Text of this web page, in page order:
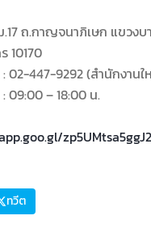
.17 ถ.กาญจนาภิเษก แขวง
10170
02-447-9292 (สำนักงาน
: 09:00 – 18:00 น.
ทวีต